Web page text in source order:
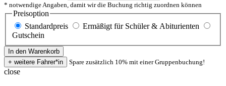
* notwendige Angaben, damit wir die Buchung richtig zuordnen können
Preisoption
Standardpreis
Ermäßigt für Schüler & Abiturienten
Gutschein
Spare zusätzlich 10% mit einer Gruppenbuchung!
close